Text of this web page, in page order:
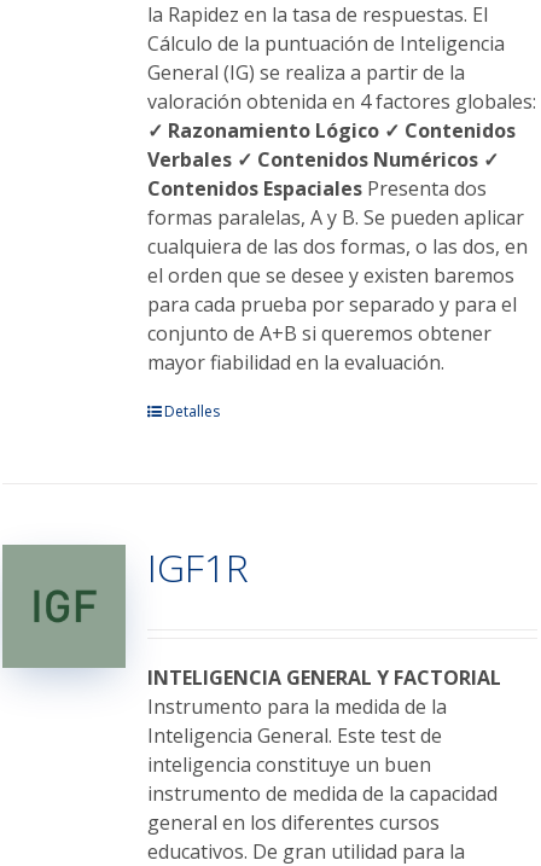
la Rapidez en la tasa de respuestas. El
Cálculo de la puntuación de Inteligencia
General (IG) se realiza a partir de la
valoración obtenida en 4 factores globales:
✓ Razonamiento Lógico ✓ Contenidos
Verbales ✓ Contenidos Numéricos ✓
Contenidos EspacialesPresenta dos
formas paralelas, A y B. Se pueden aplicar
cualquiera de las dos formas, o las dos, en
el orden que se desee y existen baremos
para cada prueba por separado y para el
conjunto de A+B si queremos obtener
mayor fiabilidad en la evaluación.
Este
Las
opciones
elegir
en
la
página
de
producto
Detalles
IGF1R
INTELIGENCIA GENERAL Y FACTORIAL
Instrumento para la medida de la
Inteligencia General. Este test de
inteligencia constituye un buen
instrumento de medida de la capacidad
general en los diferentes cursos
educativos. De gran utilidad para la